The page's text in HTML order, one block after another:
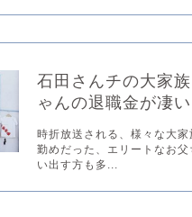
石田さんチの大家
ゃんの退職金が凄い
時折放送される、様々な大
勤めだった、エリートなお
い出す方も多...